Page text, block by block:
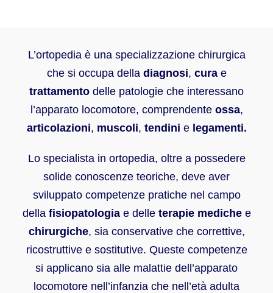
L’ortopedia è una specializzazione chirurgica
che si occupa della diagnosi, curae
trattamento delle patologie che interessano
l’apparato locomotore, comprendente ossa,
articolazioni, muscoli, tendini e legamenti.
Lo specialista in ortopedia, oltre a possedere
solide conoscenze teoriche, deve aver
sviluppato competenze pratiche nel campo
della fisiopatologiae delle terapie medichee
chirurgiche, sia conservative che correttive,
ricostruttive e sostitutive. Queste competenze
si applicano sia alle malattie dell’apparato
locomotore nell’infanzia che nell’età adulta